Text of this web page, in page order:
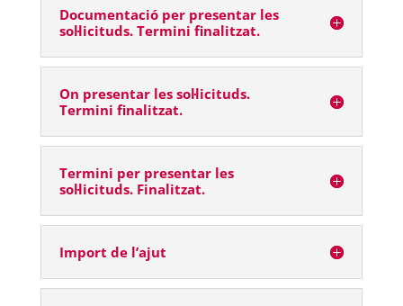
Documentació per presentar les
sol·licituds. Termini finalitzat.
On presentar les sol·licituds.
Termini finalitzat.
Termini per presentar les
sol·licituds. Finalitzat.
Import de l’ajut